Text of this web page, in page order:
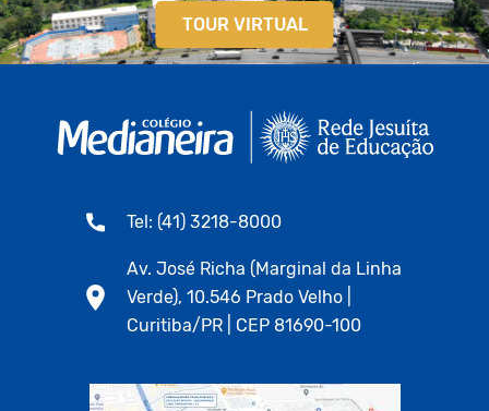
TOUR VIRTUAL
Tel: (41) 3218-8000
Av. José Richa (Marginal da Linha
Verde), 10.546 Prado Velho |
Curitiba/PR | CEP 81690-100